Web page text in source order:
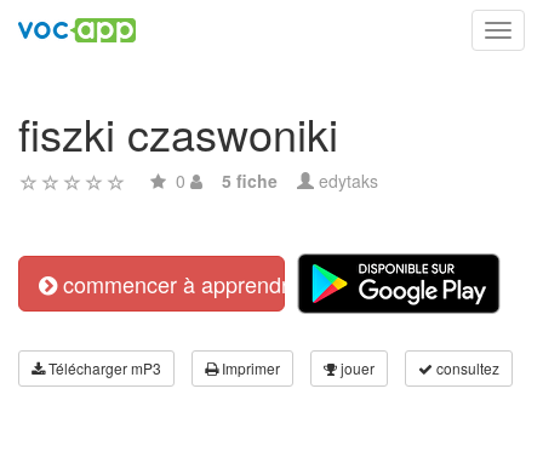
fiszki czaswoniki
0 5 fiche edytaks
commencer à apprendre
Télécharger mP3 Imprimer jouer consultez